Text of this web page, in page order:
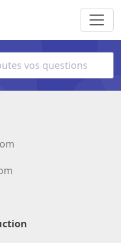
vos questions